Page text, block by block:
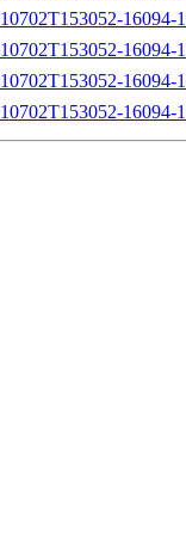
16094-
16094-
16094-
16094-